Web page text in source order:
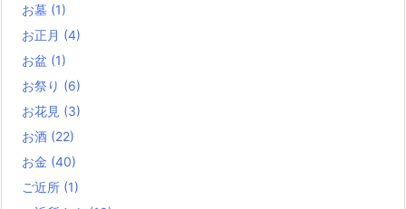
お墓 (1)
お正月 (4)
お盆 (1)
お祭り (6)
お花見 (3)
お酒 (22)
お金 (40)
ご近所 (1)